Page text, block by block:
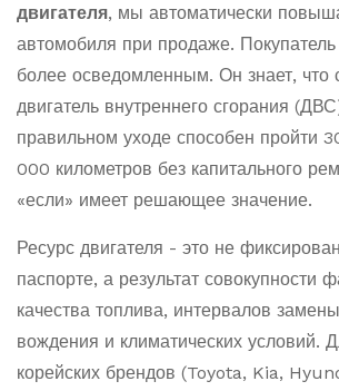
двигателя, мы автоматически
автомобиля при продаже.
более осведомленным. Он знает, что
двигатель внутреннего сгорания
правильном уходе способен пройти
000 километров без капитального
«если» имеет решающее значение.
Ресурс двигателя - это не
паспорте, а результат совокупности
качества топлива, интервалов
вождения и климатических условий.
корейских брендов (Toyota, Kia,